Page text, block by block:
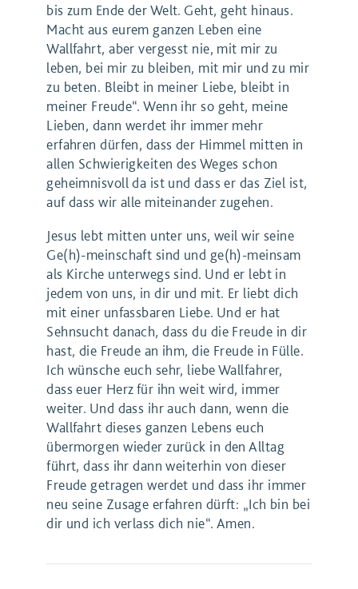
bis zum Ende der Welt. Geht, geht hinaus.
Macht aus eurem ganzen Leben eine
Wallfahrt, aber vergesst nie, mit mir zu
leben, bei mir zu bleiben, mit mir und zu mir
zu beten. Bleibt in meiner Liebe, bleibt in
meiner Freude“. Wenn ihr so geht, meine
Lieben, dann werdet ihr immer mehr
erfahren dürfen, dass der Himmel mitten in
allen Schwierigkeiten des Weges schon
geheimnisvoll da ist und dass er das Ziel ist,
auf dass wir alle miteinander zugehen.
Jesus lebt mitten unter uns, weil wir seine
Ge(h)-meinschaft sind und ge(h)-meinsam
als Kirche unterwegs sind. Und er lebt in
jedem von uns, in dir und mit. Er liebt dich
mit einer unfassbaren Liebe. Und er hat
Sehnsucht danach, dass du die Freude in dir
hast, die Freude an ihm, die Freude in Fülle.
Ich wünsche euch sehr, liebe Wallfahrer,
dass euer Herz für ihn weit wird, immer
weiter. Und dass ihr auch dann, wenn die
Wallfahrt dieses ganzen Lebens euch
übermorgen wieder zurück in den Alltag
führt, dass ihr dann weiterhin von dieser
Freude getragen werdet und dass ihr immer
neu seine Zusage erfahren dürft: „Ich bin bei
dir und ich verlass dich nie“. Amen.